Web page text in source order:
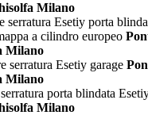
Milano
serratura Esetiy porta
a cilindro europeo
Milano
serratura Esetiy garage
Milano
porta blindata
Milano